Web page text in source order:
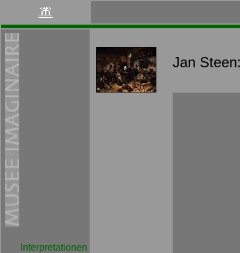
Interpretationen
Jan